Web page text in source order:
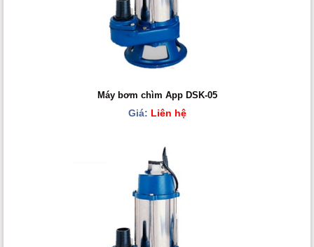
Máy bơm chìm App DSK-05
Giá: Liên hệ